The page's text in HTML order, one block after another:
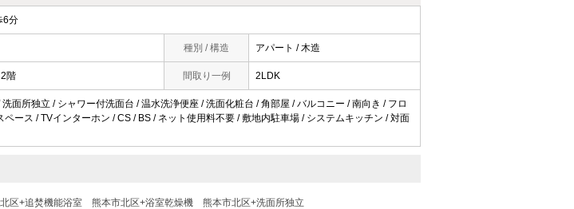
分
種別 / 構造 アパート / 木造
2階 間取り一例 2LDK
面所独立 / シャワー付洗面台 / 温水洗浄便座 / 洗面化粧台 / 角部屋 / バルコニー / 南向き / フロ
ース / TVインターホン / CS / BS / ネット使用料不要 / 敷地内駐車場 / システムキッチン / 対面
区+追焚機能浴室 熊本市北区+浴室乾燥機 熊本市北区+洗面所独立